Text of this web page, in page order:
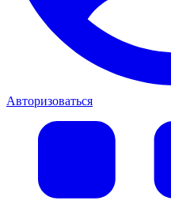
Авторизоваться